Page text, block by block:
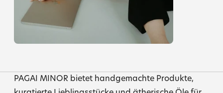
PAGAI MINOR bietet handgemachte Produkte,